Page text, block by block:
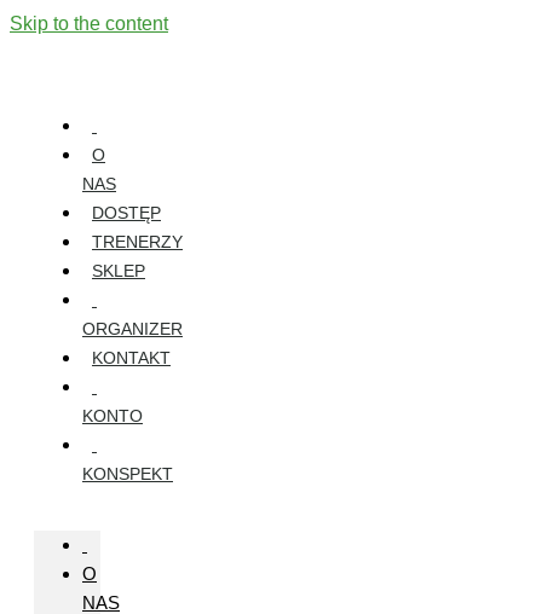
Skip to the content
O
NAS
DOSTĘP
TRENERZY
SKLEP
ORGANIZER
KONTAKT
KONTO
KONSPEKT
O
NAS